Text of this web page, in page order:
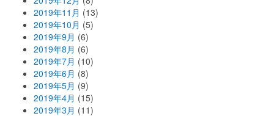
2019年11月 (13)
2019年10月 (5)
2019年9月 (6)
2019年8月 (6)
2019年7月 (10)
2019年6月 (8)
2019年5月 (9)
2019年4月 (15)
2019年3月 (11)